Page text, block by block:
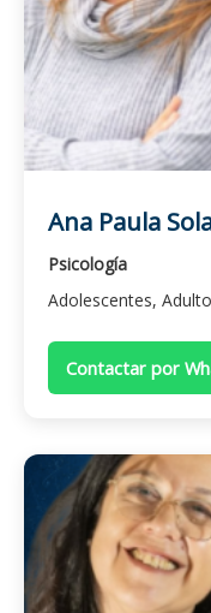
Ana Paula
Psicología
Adolescentes,
Contactar por